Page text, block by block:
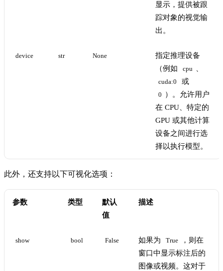
显示，提供被跟
踪对象的视觉输
出。
device str None
指定推理设备
（例如
cpu
cuda:0 或
0
）。允许用户
在 CPU、特定的
GPU 或其他计算
设备之间进行选
择以执行模型。
此外，还支持以下可视化选项：
参数 类型
默认
值
描述
show bool False 如果为 True
，则在
窗口中显示标注后的
图像或视频。这对于